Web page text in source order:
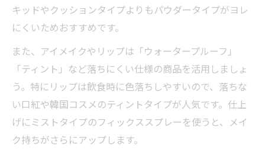
食事中も落ちない韓国ティントの居酒屋活
用法
プチプラで叶う落ちないリップの居酒屋向
け活用術
清潔感アップを叶える居酒屋向けコスメ術
居酒屋勤務で清潔感を出すコスメの選び方
居酒屋で輝く肌を作るベースメイクのコツ
居酒屋メイクで好感度アップする清潔感テ
キッドやクッションタイプよりもパウダータイプがヨレ
にくいためおすすめです。
また、アイメイクやリップは「ウォータープルーフ」
「ティント」など落ちにくい仕様の商品を活用しましょ
う。特にリップは飲食時に色落ちしやすいので、落ちな
い口紅や韓国コスメのティントタイプが人気です。仕上
げにミストタイプのフィックススプレーを使うと、メイ
ク持ちがさらにアップします。